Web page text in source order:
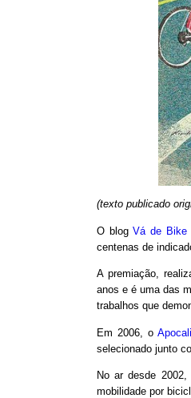
(texto publicado
O blogVá de Bike
centenas de
A premiação,
anos e é uma das
trabalhos que
Em 2006, o
selecionado junto
No ar desde
mobilidade por